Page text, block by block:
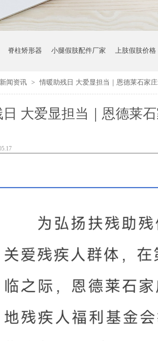
脊柱矫形器 小腿假肢配件厂家 上肢假肢价格
新闻资讯 > 情暖助残日 大爱显担当｜恩德莱石家
大爱显担当｜恩德莱